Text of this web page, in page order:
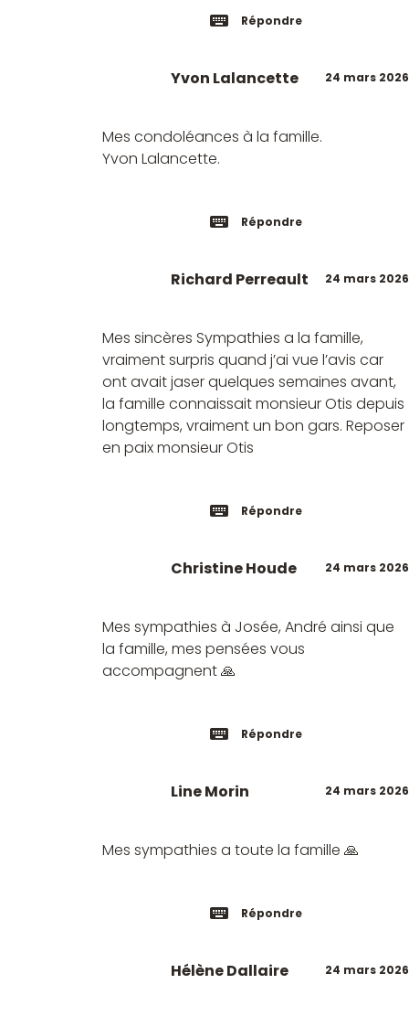
Répondre
24 mars 2026
Yvon Lalancette
Mes condoléances à la famille.
Yvon Lalancette.
Répondre
24 mars 2026
Richard Perreault
Mes sincères Sympathies a la famille,
vraiment surpris quand j’ai vue l’avis car
ont avait jaser quelques semaines avant,
la famille connaissait monsieur Otis depuis
longtemps, vraiment un bon gars. Reposer
en paix monsieur Otis
Répondre
24 mars 2026
Christine Houde
Mes sympathies à Josée, André ainsi que
la famille, mes pensées vous
accompagnent 🙏
Répondre
24 mars 2026
Line Morin
Mes sympathies a toute la famille 🙏
Répondre
24 mars 2026
Hélène Dallaire